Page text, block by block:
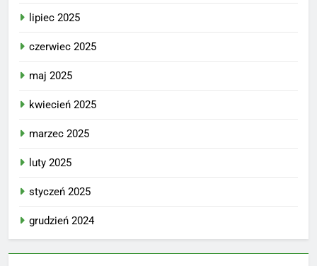
lipiec 2025
czerwiec 2025
maj 2025
kwiecień 2025
marzec 2025
luty 2025
styczeń 2025
grudzień 2024